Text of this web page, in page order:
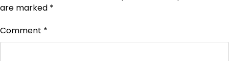
are marked *
Comment *